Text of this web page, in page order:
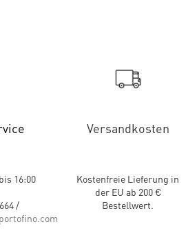
16:00
/
Versandkosten
Kostenfreie Lieferung in
der EU ab 200 €
Bestellwert.